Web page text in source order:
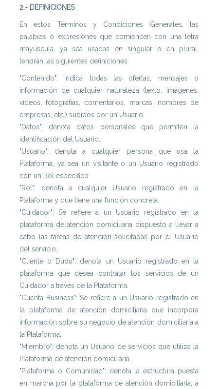
2.- DEFINICIONES
En estos Términos y Condiciones Generales, las
palabras o expresiones que comiencen con una letra
mayúscula, ya sea usadas en singular o en plural,
tendrán las siguientes definiciones:
"Contenido": indica todas las ofertas, mensajes o
información de cualquier naturaleza (texto, imágenes,
videos, fotografías, comentarios, marcas, nombres de
empresas, etc.) subidos por un Usuario.
"Datos": denota datos personales que permiten la
identificación del Usuario.
"Usuario": denota a cualquier persona que usa la
Plataforma, ya sea un visitante o un Usuario registrado
con un Rol específico.
"Rol": denota a cualquier Usuario registrado en la
Plataforma y que tiene una función concreta.
"Cuidador": Se refiere a un Usuario registrado en la
plataforma de atención domiciliaria dispuesto a llevar a
cabo las tareas de atención solicitadas por el Usuario
del servicio.
"Cliente o Dudú": denota un Usuario registrado en la
plataforma que desea contratar los servicios de un
Cuidador a través de la Plataforma.
"Cuenta Business": Se refiere a un Usuario registrado en
la plataforma de atención domiciliaria que incorpora
información sobre su negocio de atención domiciliaria a
la Plataforma.
"Miembro": denota un Usuario de servicios que utiliza la
Plataforma de atención domiciliaria.
"Plataforma o Comunidad": denota la estructura puesta
en marcha por la plataforma de atención domiciliaria, a